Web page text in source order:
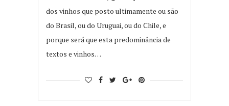
dos vinhos que posto ultimamente ou são
do Brasil, ou do Uruguai, ou do Chile, e
porque será que esta predominância de
textos e vinhos…